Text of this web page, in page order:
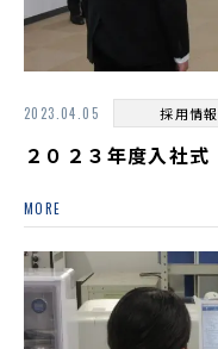
2023.04.05 採用情報
２０２３年度入社式
MORE